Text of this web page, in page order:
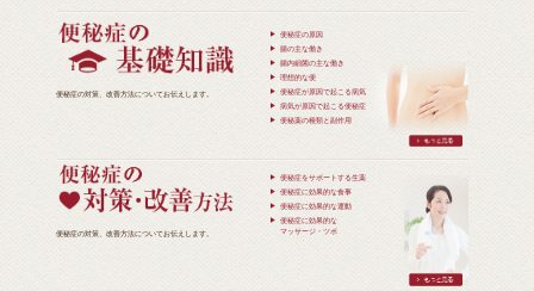
便秘症の対策、改善方法についてお伝えします。
便秘症の原因
腸の主な働き
腸内細菌の主な働き
理想的な便
便秘症が原因で起こる病気
病気が原因で起こる便秘症
便秘薬の種類と副作用
便秘症の対策、改善方法についてお伝えします。
便秘症をサポートする生薬
便秘症に効果的な食事
便秘症に効果的な運動
便秘症に効果的な
マッサージ・ツボ